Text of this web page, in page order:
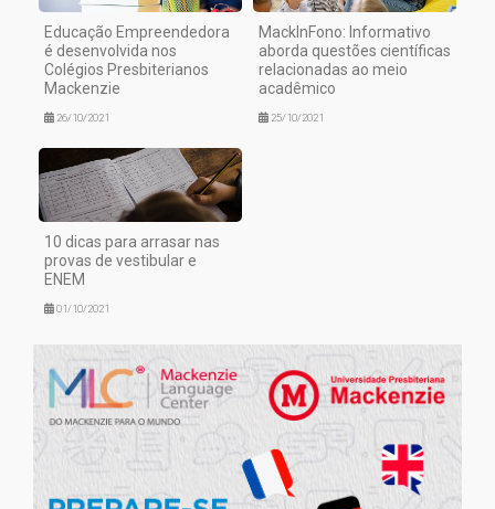
Educação Empreendedora
é desenvolvida nos
Colégios Presbiterianos
Mackenzie
26/10/2021
MackInFono: Informativo
aborda questões científicas
relacionadas ao meio
acadêmico
25/10/2021
10 dicas para arrasar nas
provas de vestibular e
ENEM
01/10/2021